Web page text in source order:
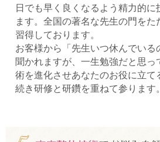
日でも早く良くなるよう精力的に
ます。全国の著名な先生の門をた
習得しております。
お客様から「先生いつ休んでいる
聞かれますが、一生勉強だと思っ
術を進化させあなたのお役に立て
続き研修と研鑽を重ねて参ります。